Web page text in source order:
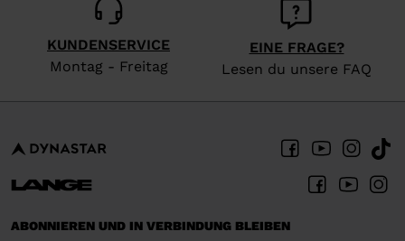
United
States.
KUNDENSERVICE
Montag - Freitag
EINE FRAGE?
Lesen du unsere FAQ
ABONNIEREN UND IN VERBINDUNG BLEIBEN